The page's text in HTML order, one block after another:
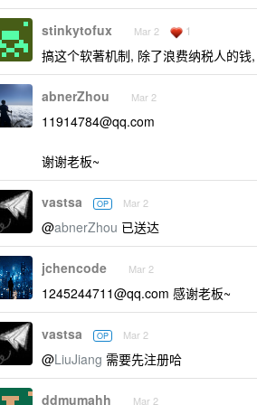
stinkytofux Mar 2 1
搞这个软著机制, 除了浪费纳税人的
abnerZhou Mar 2
11914784@qq.com
谢谢老板~
vastsa OP Mar 2
@abnerZhou 已送达
jchencode Mar 2
1245244711@qq.com 感谢老板~
vastsa OP Mar 2
@LiuJiang 需要先注册哈
ddmumahh Mar 2